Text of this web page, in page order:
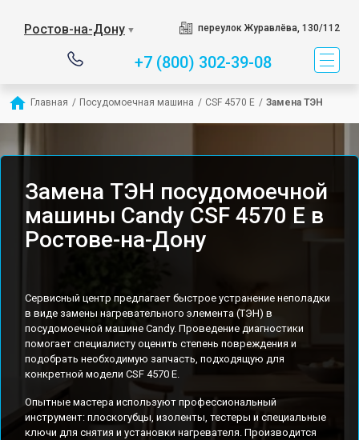
Ростов-на-Дону ▼ переулок Журавлёва, 130/112
+7 (800) 302-39-08
Главная / Посудомоечная машина / CSF 4570 E / Замена ТЭН
Замена ТЭН посудомоечной
машины Candy CSF 4570 E в
Ростове-на-Дону
Сервисный центр предлагает быстрое устранение неполадки
в виде замены нагревательного элемента (ТЭН) в
посудомоечной машине Candy. Проведение диагностики
помогает специалисту оценить степень повреждения и
подобрать необходимую запчасть, подходящую для
конкретной модели CSF 4570 E.
Опытные мастера используют профессиональный
инструмент: плоскогубцы, изоленты, тестеры и специальные
ключи для снятия и установки нагревателя. Производится